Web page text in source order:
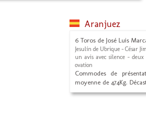
Aranjuez
6 Toros de José Luis
Jesulín de Ubrique - César
un avis avec silence -
ovation
Commodes de
moyenne de 474Kg.